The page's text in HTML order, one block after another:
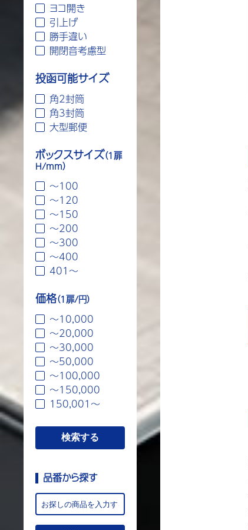
ヨコ開き
引上げ
勝手違い
開閉音考慮型
投函可能サイズ
角2封筒
角3封筒
大型郵便
ボックスサイズ（1扉
H/mm）
～100
～120
～150
～200
～300
～400
401～
価格（1扉/円）
〜10,000
〜20,000
〜30,000
〜50,000
〜100,000
〜150,000
150,001〜
品番から探す